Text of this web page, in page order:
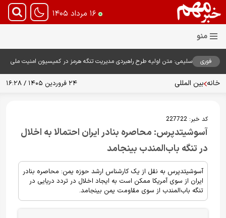
۱۶ مرداد ۱۴۰۵
فوری
سلیمی: متن اولیه طرح راهبردی مدیریت تنگه هرمز در کمیسیون امنیت ملی
خانه بین المللی ۲۴ فروردین ۱۴۰۵ / ۱۶:۲۸
کد خبر: 227722
آسوشیتدپرس: محاصره بنادر ایران احتمالا به اخلال
در تنگه باب‌المندب بینجامد
آسوشیتدپرس به نقل از یک کارشناس ارشد حوزه یمن: محاصره بنادر
ایران از سوی آمریکا ممکن است به ایجاد اخلال در تردد دریایی در
تنگه باب‌المندب از سوی مقاومت یمن بینجامد.